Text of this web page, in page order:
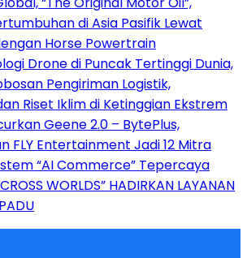
di Asia Pasifik Lewat
Horse Powertrain
Drone di Puncak Tertinggi Dunia,
Pengiriman Logistik,
Riset Iklim di Ketinggian Ekstrem
Geene 2.0 – BytePlus,
FLY Entertainment Jadi 12 Mitra
“AI Commerce” Tepercaya
WORLDS” HADIRKAN LAYANAN